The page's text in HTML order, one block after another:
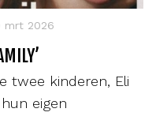
mrt 2026
twee kinderen, Eli
eigen